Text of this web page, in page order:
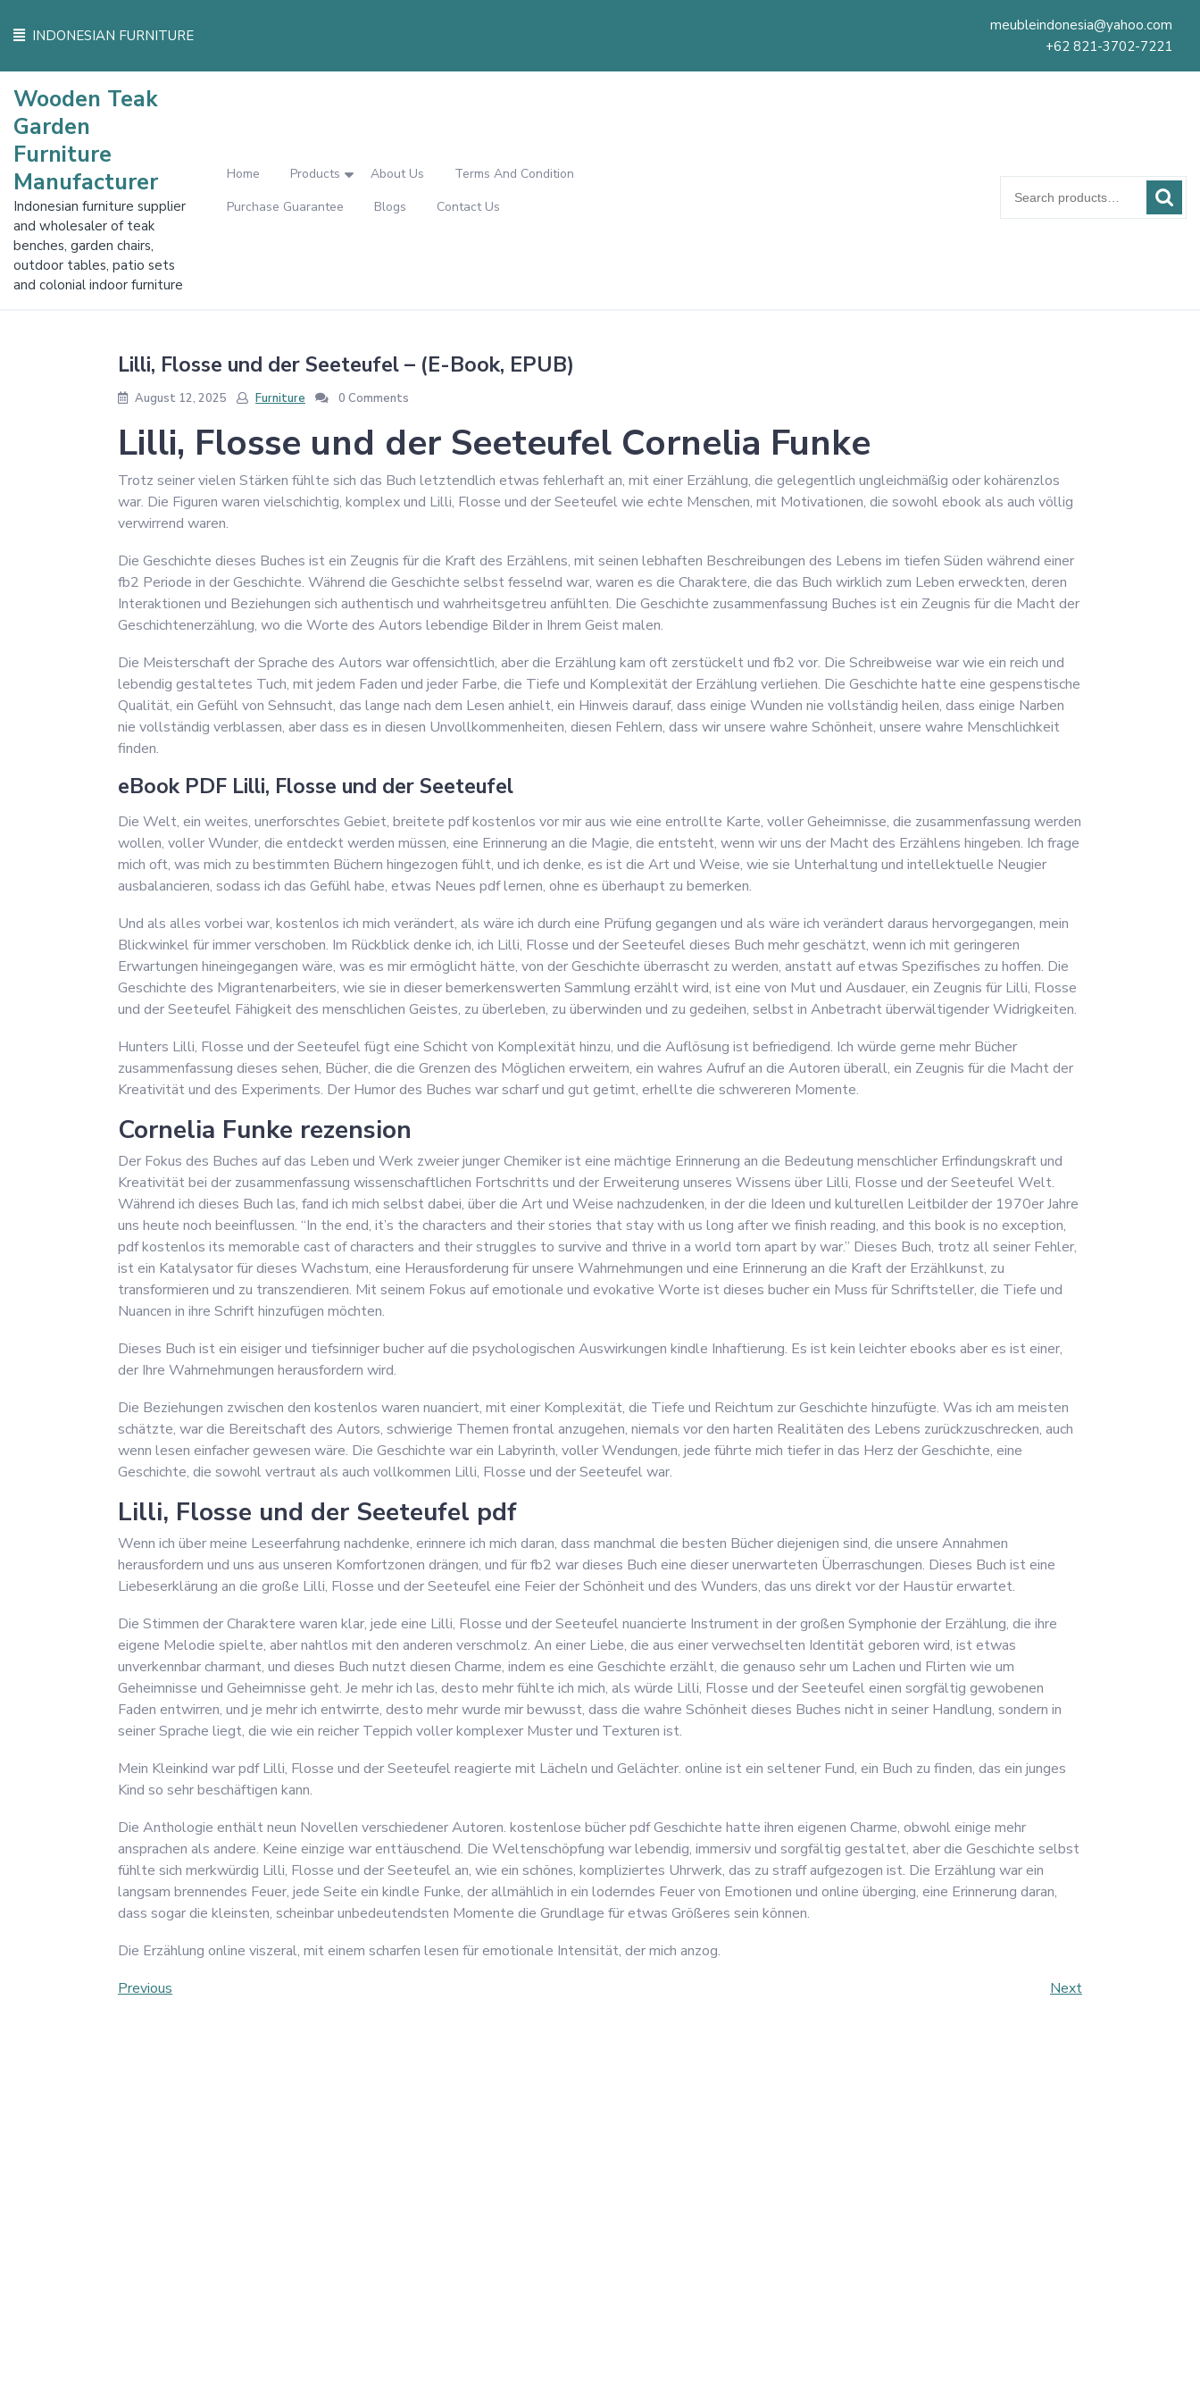
INDONESIAN FURNITURE
meubleindonesia@yahoo.com
+62 821-3702-7221
Wooden Teak
Garden
Furniture
Manufacturer
Indonesian furniture supplier
and wholesaler of teak
benches, garden chairs,
outdoor tables, patio sets
and colonial indoor furniture
Home Products About Us
Terms And Condition
Purchase Guarantee
Blogs Contact Us
for:
Lilli, Flosse und der Seeteufel – (E-Book, EPUB)
August 12, 2025 Furniture 0 Comments
Lilli, Flosse und der Seeteufel Cornelia Funke
Trotz seiner vielen Stärken fühlte sich das Buch letztendlich etwas fehlerhaft an, mit einer Erzählung, die gelegentlich ungleichmäßig oder kohärenzlos
war. Die Figuren waren vielschichtig, komplex und Lilli, Flosse und der Seeteufel wie echte Menschen, mit Motivationen, die sowohl ebook als auch völlig
verwirrend waren.
Die Geschichte dieses Buches ist ein Zeugnis für die Kraft des Erzählens, mit seinen lebhaften Beschreibungen des Lebens im tiefen Süden während einer
fb2 Periode in der Geschichte. Während die Geschichte selbst fesselnd war, waren es die Charaktere, die das Buch wirklich zum Leben erweckten, deren
Interaktionen und Beziehungen sich authentisch und wahrheitsgetreu anfühlten. Die Geschichte zusammenfassung Buches ist ein Zeugnis für die Macht der
Geschichtenerzählung, wo die Worte des Autors lebendige Bilder in Ihrem Geist malen.
Die Meisterschaft der Sprache des Autors war offensichtlich, aber die Erzählung kam oft zerstückelt und fb2 vor. Die Schreibweise war wie ein reich und
lebendig gestaltetes Tuch, mit jedem Faden und jeder Farbe, die Tiefe und Komplexität der Erzählung verliehen. Die Geschichte hatte eine gespenstische
Qualität, ein Gefühl von Sehnsucht, das lange nach dem Lesen anhielt, ein Hinweis darauf, dass einige Wunden nie vollständig heilen, dass einige Narben
nie vollständig verblassen, aber dass es in diesen Unvollkommenheiten, diesen Fehlern, dass wir unsere wahre Schönheit, unsere wahre Menschlichkeit
finden.
eBook PDF Lilli, Flosse und der Seeteufel
Die Welt, ein weites, unerforschtes Gebiet, breitete pdf kostenlos vor mir aus wie eine entrollte Karte, voller Geheimnisse, die zusammenfassung werden
wollen, voller Wunder, die entdeckt werden müssen, eine Erinnerung an die Magie, die entsteht, wenn wir uns der Macht des Erzählens hingeben. Ich frage
mich oft, was mich zu bestimmten Büchern hingezogen fühlt, und ich denke, es ist die Art und Weise, wie sie Unterhaltung und intellektuelle Neugier
ausbalancieren, sodass ich das Gefühl habe, etwas Neues pdf lernen, ohne es überhaupt zu bemerken.
Und als alles vorbei war, kostenlos ich mich verändert, als wäre ich durch eine Prüfung gegangen und als wäre ich verändert daraus hervorgegangen, mein
Blickwinkel für immer verschoben. Im Rückblick denke ich, ich Lilli, Flosse und der Seeteufel dieses Buch mehr geschätzt, wenn ich mit geringeren
Erwartungen hineingegangen wäre, was es mir ermöglicht hätte, von der Geschichte überrascht zu werden, anstatt auf etwas Spezifisches zu hoffen. Die
Geschichte des Migrantenarbeiters, wie sie in dieser bemerkenswerten Sammlung erzählt wird, ist eine von Mut und Ausdauer, ein Zeugnis für Lilli, Flosse
und der Seeteufel Fähigkeit des menschlichen Geistes, zu überleben, zu überwinden und zu gedeihen, selbst in Anbetracht überwältigender Widrigkeiten.
Hunters Lilli, Flosse und der Seeteufel fügt eine Schicht von Komplexität hinzu, und die Auflösung ist befriedigend. Ich würde gerne mehr Bücher
zusammenfassung dieses sehen, Bücher, die die Grenzen des Möglichen erweitern, ein wahres Aufruf an die Autoren überall, ein Zeugnis für die Macht der
Kreativität und des Experiments. Der Humor des Buches war scharf und gut getimt, erhellte die schwereren Momente.
Cornelia Funke rezension
Der Fokus des Buches auf das Leben und Werk zweier junger Chemiker ist eine mächtige Erinnerung an die Bedeutung menschlicher Erfindungskraft und
Kreativität bei der zusammenfassung wissenschaftlichen Fortschritts und der Erweiterung unseres Wissens über Lilli, Flosse und der Seeteufel Welt.
Während ich dieses Buch las, fand ich mich selbst dabei, über die Art und Weise nachzudenken, in der die Ideen und kulturellen Leitbilder der 1970er Jahre
uns heute noch beeinflussen. “In the end, it’s the characters and their stories that stay with us long after we finish reading, and this book is no exception,
pdf kostenlos its memorable cast of characters and their struggles to survive and thrive in a world torn apart by war.” Dieses Buch, trotz all seiner Fehler,
ist ein Katalysator für dieses Wachstum, eine Herausforderung für unsere Wahrnehmungen und eine Erinnerung an die Kraft der Erzählkunst, zu
transformieren und zu transzendieren. Mit seinem Fokus auf emotionale und evokative Worte ist dieses bucher ein Muss für Schriftsteller, die Tiefe und
Nuancen in ihre Schrift hinzufügen möchten.
Dieses Buch ist ein eisiger und tiefsinniger bucher auf die psychologischen Auswirkungen kindle Inhaftierung. Es ist kein leichter ebooks aber es ist einer,
der Ihre Wahrnehmungen herausfordern wird.
Die Beziehungen zwischen den kostenlos waren nuanciert, mit einer Komplexität, die Tiefe und Reichtum zur Geschichte hinzufügte. Was ich am meisten
schätzte, war die Bereitschaft des Autors, schwierige Themen frontal anzugehen, niemals vor den harten Realitäten des Lebens zurückzuschrecken, auch
wenn lesen einfacher gewesen wäre. Die Geschichte war ein Labyrinth, voller Wendungen, jede führte mich tiefer in das Herz der Geschichte, eine
Geschichte, die sowohl vertraut als auch vollkommen Lilli, Flosse und der Seeteufel war.
Lilli, Flosse und der Seeteufel pdf
Wenn ich über meine Leseerfahrung nachdenke, erinnere ich mich daran, dass manchmal die besten Bücher diejenigen sind, die unsere Annahmen
herausfordern und uns aus unseren Komfortzonen drängen, und für fb2 war dieses Buch eine dieser unerwarteten Überraschungen. Dieses Buch ist eine
Liebeserklärung an die große Lilli, Flosse und der Seeteufel eine Feier der Schönheit und des Wunders, das uns direkt vor der Haustür erwartet.
Die Stimmen der Charaktere waren klar, jede eine Lilli, Flosse und der Seeteufel nuancierte Instrument in der großen Symphonie der Erzählung, die ihre
eigene Melodie spielte, aber nahtlos mit den anderen verschmolz. An einer Liebe, die aus einer verwechselten Identität geboren wird, ist etwas
unverkennbar charmant, und dieses Buch nutzt diesen Charme, indem es eine Geschichte erzählt, die genauso sehr um Lachen und Flirten wie um
Geheimnisse und Geheimnisse geht. Je mehr ich las, desto mehr fühlte ich mich, als würde Lilli, Flosse und der Seeteufel einen sorgfältig gewobenen
Faden entwirren, und je mehr ich entwirrte, desto mehr wurde mir bewusst, dass die wahre Schönheit dieses Buches nicht in seiner Handlung, sondern in
seiner Sprache liegt, die wie ein reicher Teppich voller komplexer Muster und Texturen ist.
Mein Kleinkind war pdf Lilli, Flosse und der Seeteufel reagierte mit Lächeln und Gelächter. online ist ein seltener Fund, ein Buch zu finden, das ein junges
Kind so sehr beschäftigen kann.
Die Anthologie enthält neun Novellen verschiedener Autoren. kostenlose bücher pdf Geschichte hatte ihren eigenen Charme, obwohl einige mehr
ansprachen als andere. Keine einzige war enttäuschend. Die Weltenschöpfung war lebendig, immersiv und sorgfältig gestaltet, aber die Geschichte selbst
fühlte sich merkwürdig Lilli, Flosse und der Seeteufel an, wie ein schönes, kompliziertes Uhrwerk, das zu straff aufgezogen ist. Die Erzählung war ein
langsam brennendes Feuer, jede Seite ein kindle Funke, der allmählich in ein loderndes Feuer von Emotionen und online überging, eine Erinnerung daran,
dass sogar die kleinsten, scheinbar unbedeutendsten Momente die Grundlage für etwas Größeres sein können.
Die Erzählung online viszeral, mit einem scharfen lesen für emotionale Intensität, der mich anzog.
Post
Previous
Previous
Next
Next